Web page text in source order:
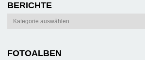
BERICHTE
Berichte
FOTOALBEN